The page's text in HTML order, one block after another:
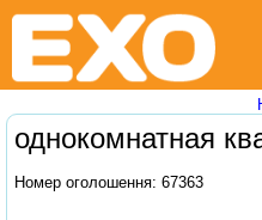
однокомнатная
Номер оголошення: 67363